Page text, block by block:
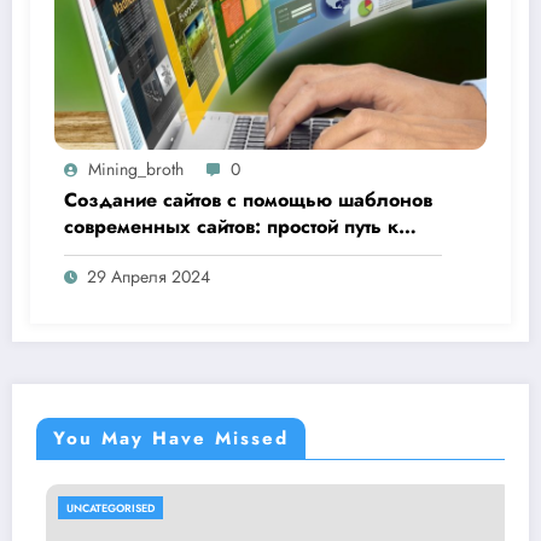
Mining_broth 0
Создание сайтов с помощью шаблонов
современных сайтов: простой путь к
качественному веб-присутствию
29 Апреля 2024
You May Have Missed
UNCATEGORISED